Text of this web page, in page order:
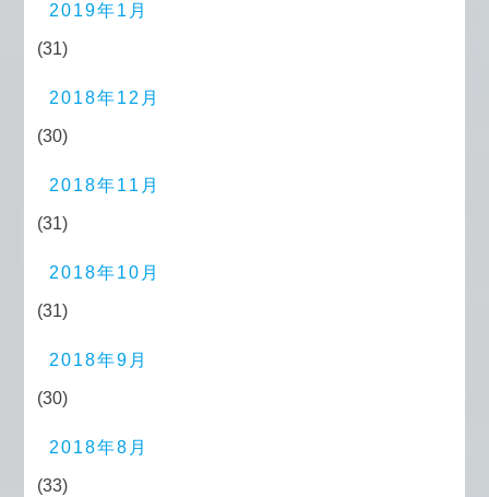
2019年1月
(31)
2018年12月
(30)
2018年11月
(31)
2018年10月
(31)
2018年9月
(30)
2018年8月
(33)